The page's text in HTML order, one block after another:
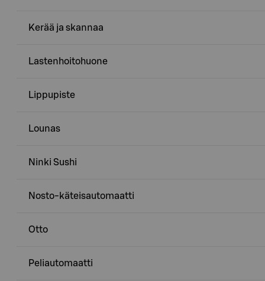
Kerää ja skannaa
Lastenhoitohuone
Lippupiste
Lounas
Ninki Sushi
Nosto-käteisautomaatti
Otto
Peliautomaatti